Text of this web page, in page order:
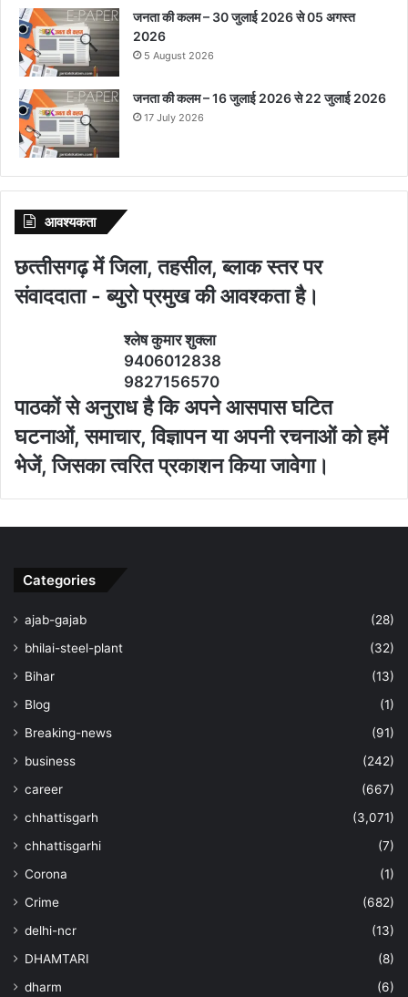
जनता की कलम – 30 जुलाई 2026 से 05 अगस्त
2026
5 August 2026
जनता की कलम – 16 जुलाई 2026 से 22 जुलाई 2026
17 July 2026
आवश्‍यकता
छत्‍तीसगढ़ में जिला, तहसील, ब्‍लाक स्‍तर पर
संवाददाता - ब्‍युरो प्रमुख की आवश्‍कता है।
श्‍लेष कुमार शुक्‍ला
9406012838
9827156570
पाठकों से अनुराध है कि अपने आसपास घटित
घटनाओं, समाचार, विज्ञापन या अपनी रचनाओं को हमें
भेजें, जिसका त्‍वरित प्रकाशन किया जावेगा।
Categories
ajab-gajab
(28)
bhilai-steel-plant
(32)
Bihar
(13)
Blog
(1)
Breaking-news
(91)
business
(242)
career
(667)
chhattisgarh
(3,071)
chhattisgarhi
(7)
Corona
(1)
Crime
(682)
delhi-ncr
(13)
DHAMTARI
(8)
dharm
(6)